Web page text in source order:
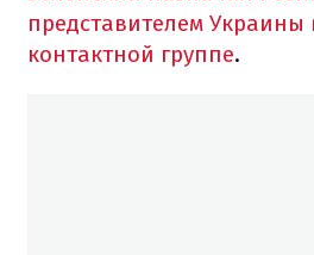
представителем Украины
контактной группе.